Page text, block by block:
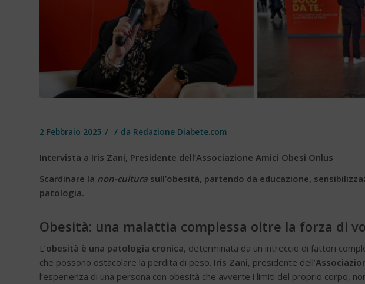
2 Febbraio 2025 / / da Redazione Diabete.com
Intervista a Iris Zani, Presidente dell’Associazione Amici Obesi Onlus
Scardinare la non-cultura sull’obesità, partendo da educazione,
patologia.
Obesità: una malattia complessa oltre la forza di
L’obesità è una patologia cronica, determinata da un intreccio di fattori
che possono ostacolare la perdita di peso. Iris Zani, presidente dell’
l’esperienza di una persona con obesità che avverte i limiti del proprio corpo,